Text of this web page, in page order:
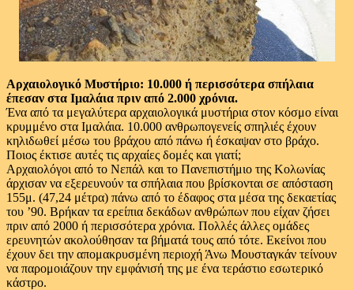
Αρχαιολογικό Μυστήριο: 10.000 ή περισσότερα σπήλαια
έπεσαν στα Ιμαλάια πριν από 2.000 χρόνια.
Ένα από τα μεγαλύτερα αρχαιολογικά μυστήρια στον κόσμο είναι
κρυμμένο στα Ιμαλάια. 10.000 ανθρωπογενείς σπηλιές έχουν
κηλιδωθεί μέσω του βράχου από πάνω ή έσκαψαν στο βράχο.
Ποιος έκτισε αυτές τις αρχαίες δομές και γιατί;
Αρχαιολόγοι από το Νεπάλ και το Πανεπιστήμιο της Κολωνίας
άρχισαν να εξερευνούν τα σπήλαια που βρίσκονται σε απόσταση
155μ. (47,24 μέτρα) πάνω από το έδαφος στα μέσα της δεκαετίας
του ’90. Βρήκαν τα ερείπια δεκάδων ανθρώπων που είχαν ζήσει
πριν από 2000 ή περισσότερα χρόνια. Πολλές άλλες ομάδες
ερευνητών ακολούθησαν τα βήματά τους από τότε. Εκείνοι που
έχουν δει την απομακρυσμένη περιοχή Άνω Μουσταγκάν τείνουν
να παρομοιάζουν την εμφάνισή της με ένα τεράστιο εσωτερικό
κάστρο.